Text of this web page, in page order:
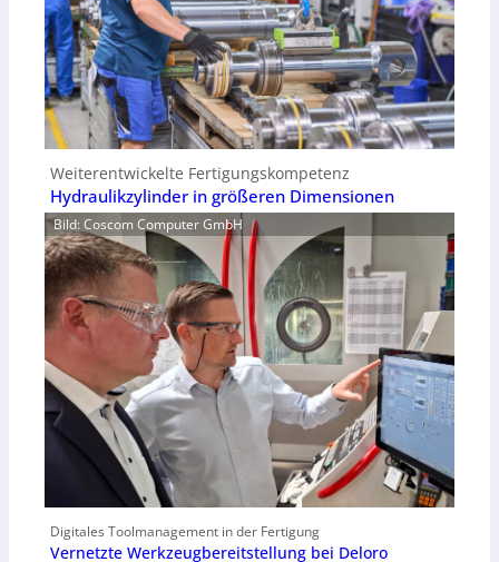
Weiterentwickelte Fertigungskompetenz
Hydraulikzylinder in größeren Dimensionen
Bild: Coscom Computer GmbH
Digitales Toolmanagement in der Fertigung
Vernetzte Werkzeugbereitstellung bei Deloro